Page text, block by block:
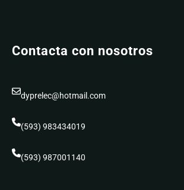
Contacta con nosotros
dyprelec@hotmail.com
(593) 983434019
(593) 987001140